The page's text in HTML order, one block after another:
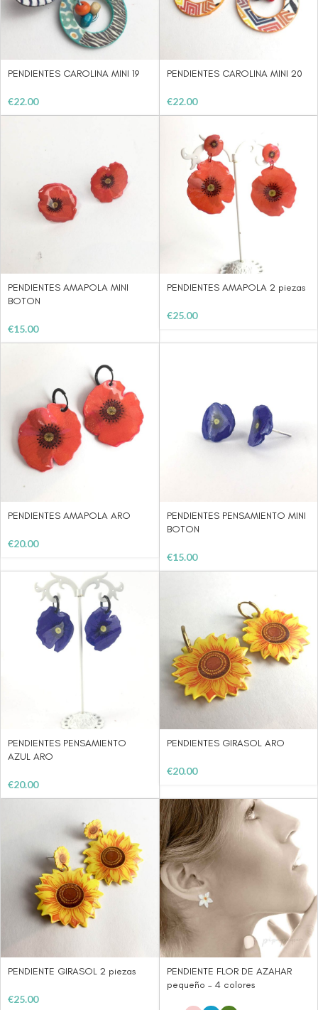
PENDIENTES CAROLINA MINI 19
€22.00
PENDIENTES CAROLINA MINI 20
€22.00
PENDIENTES AMAPOLA MINI
BOTON
€15.00
PENDIENTES AMAPOLA 2 piezas
€25.00
PENDIENTES AMAPOLA ARO
€20.00
PENDIENTES PENSAMIENTO MINI
BOTON
€15.00
PENDIENTES PENSAMIENTO
AZUL ARO
€20.00
PENDIENTES GIRASOL ARO
€20.00
PENDIENTE GIRASOL 2 piezas
€25.00
PENDIENTE FLOR DE AZAHAR
pequeño – 4 colores